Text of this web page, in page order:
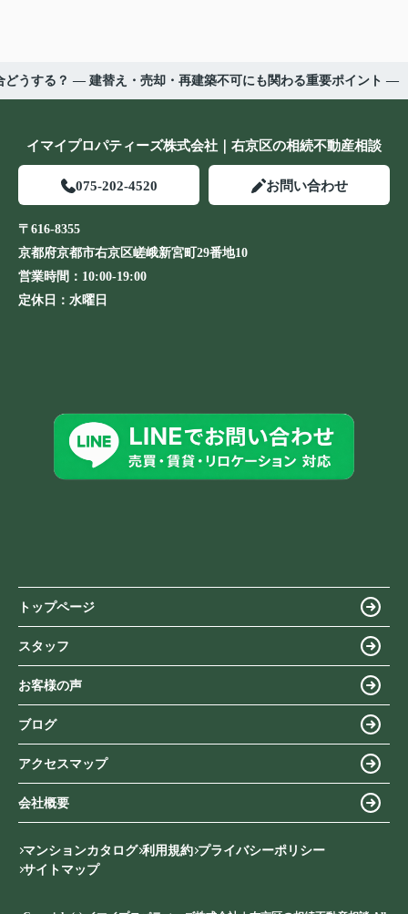
どうする？ ― 建替え・売却・再建築不可にも関わる重要ポイント ―
イマイプロパティーズ株式会社｜右京区の相続不動産相談
075-202-4520 お問い合わせ
〒616-8355
京都府京都市右京区嵯峨新宮町29番地10
営業時間： 10:00-19:00
定休日： 水曜日
トップページ
スタッフ
お客様の声
ブログ
アクセスマップ
会社概要
マンションカタログ 利用規約 プライバシーポリシー
サイトマップ